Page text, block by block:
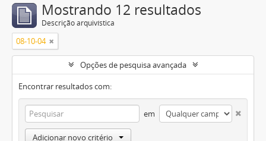
Mostrando 12 resultados
Descrição arquivística
08-10-04
Opções de pesquisa avançada
Encontrar resultados com:
em
Adicionar novo critério